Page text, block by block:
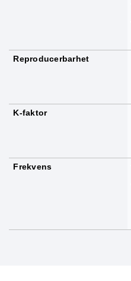
Reproducerbarhet
K-faktor
Frekvens